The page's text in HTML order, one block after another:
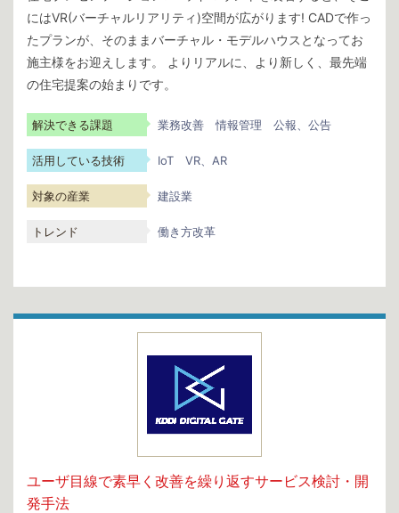
にはVR(バーチャルリアリティ)空間が広がります! CADで作っ
たプランが、そのままバーチャル・モデルハウスとなってお
施主様をお迎えします。 よりリアルに、より新しく、最先端
の住宅提案の始まりです。
解決できる課題 業務改善 情報管理 公報、公告
活用している技術 IoT VR、AR
対象の産業 建設業
トレンド 働き方改革
ユーザ目線で素早く改善を繰り返すサービス検討・開
発手法